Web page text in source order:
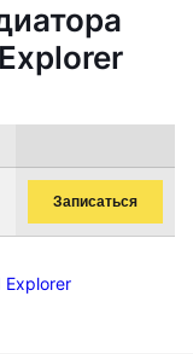
Записаться
Explorer